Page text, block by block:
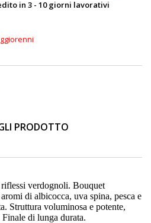
in 3 - 10 giorni lavorativi
PRODOTTO
verdognoli. Bouquet
di albicocca, uva spina, pesca e
Struttura voluminosa e potente,
Finale di lunga durata.